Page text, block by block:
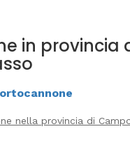
in provincia
nella provincia di